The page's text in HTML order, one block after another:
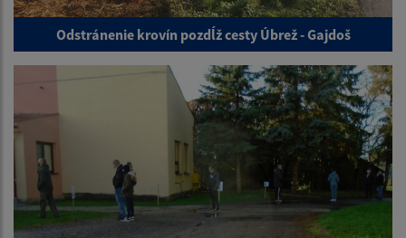
Odstránenie krovín pozdĺž cesty Úbrež - Gajdoš